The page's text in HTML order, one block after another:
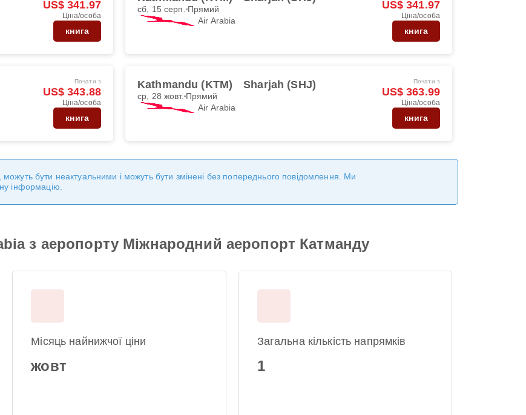
US$ 341.97
Ціна/особа
книга
сб, 15 серп. Прямий
Air Arabia
US$ 341.97
Ціна/особа
книга
Почати з
US$ 343.88
Ціна/особа
книга
Kathmandu (KTM) Sharjah (SHJ)
ср, 28 жовт. Прямий
Air Arabia
Почати з
US$ 363.99
Ціна/особа
книга
можуть бути неактуальними і можуть бути змінені без попереднього повідомлення. Ми
інформацію.
з аеропорту Міжнародний аеропорт Катманду
Місяць найнижчої ціни
жовт
Загальна кількість напрямків
1